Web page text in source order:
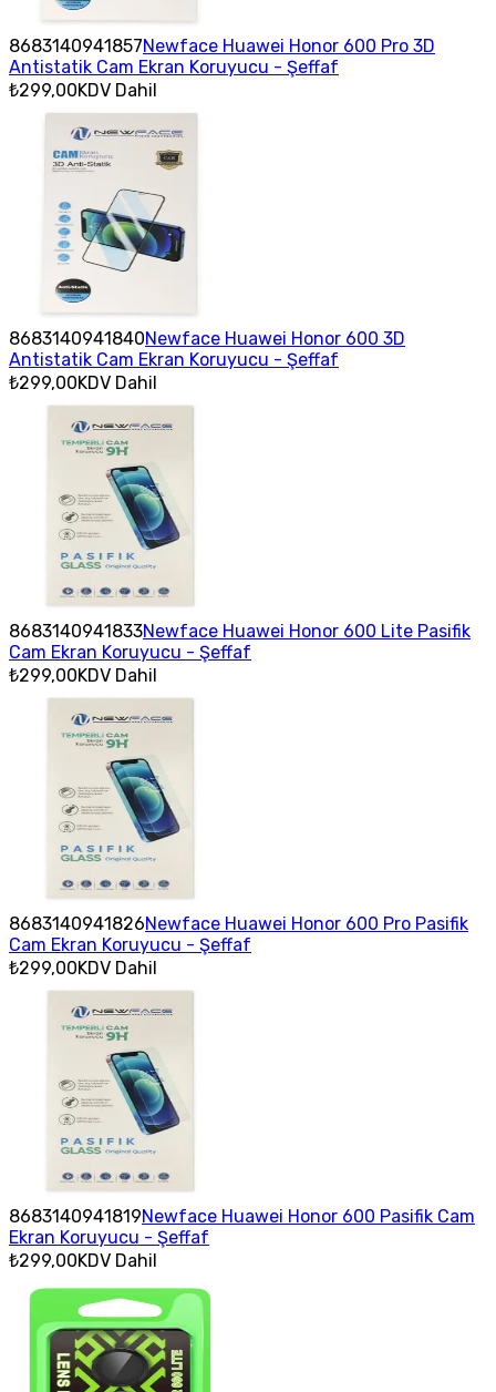
8683140941857Newface Huawei Honor 600 Pro 3D
Antistatik Cam Ekran Koruyucu - Şeffaf
₺299,00KDV Dahil
8683140941840Newface Huawei Honor 600 3D
Antistatik Cam Ekran Koruyucu - Şeffaf
₺299,00KDV Dahil
8683140941833Newface Huawei Honor 600 Lite Pasifik
Cam Ekran Koruyucu - Şeffaf
₺299,00KDV Dahil
8683140941826Newface Huawei Honor 600 Pro Pasifik
Cam Ekran Koruyucu - Şeffaf
₺299,00KDV Dahil
8683140941819Newface Huawei Honor 600 Pasifik Cam
Ekran Koruyucu - Şeffaf
₺299,00KDV Dahil